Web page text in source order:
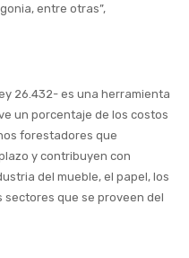
entre otras”,
26.432- es una herramienta
un porcentaje de los costos
forestadores que
y contribuyen con
del mueble, el papel, los
sectores que se proveen del